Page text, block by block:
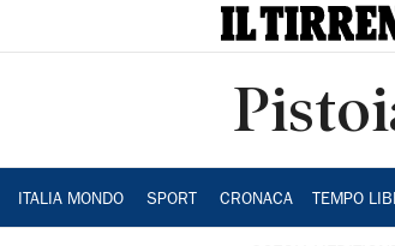
ITALIA MONDO SPORT CRONACA TEMPO